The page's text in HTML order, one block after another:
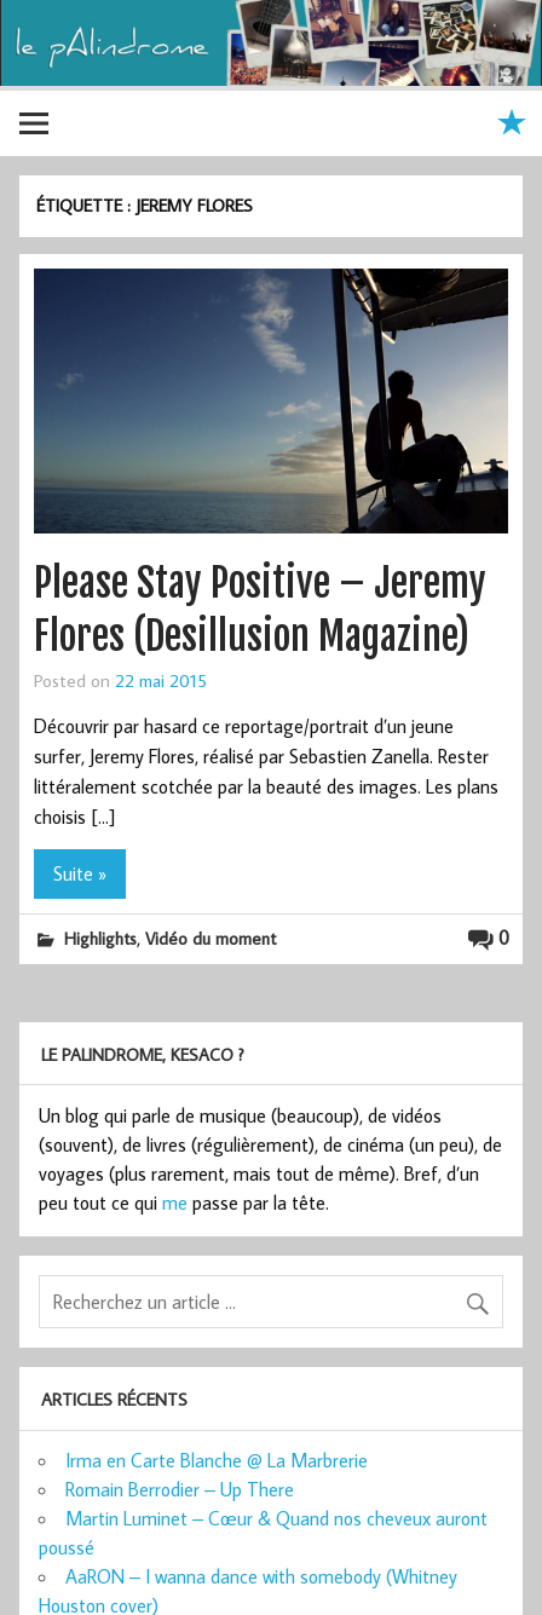
ÉTIQUETTE : JEREMY FLORES
Please Stay Positive – Jeremy
Flores (Desillusion Magazine)
Posted on 22 mai 2015
Découvrir par hasard ce reportage/portrait d’un jeune
surfer, Jeremy Flores, réalisé par Sebastien Zanella. Rester
littéralement scotchée par la beauté des images. Les plans
choisis […]
Suite »
0
Highlights,Vidéo du moment
LE PALINDROME, KESACO ?
Un blog qui parle de musique (beaucoup), de vidéos
(souvent), de livres (régulièrement), de cinéma (un peu), de
voyages (plus rarement, mais tout de même). Bref, d’un
peu tout ce qui me passe par la tête.
ARTICLES RÉCENTS
Irma en Carte Blanche @ La Marbrerie
Romain Berrodier – Up There
Martin Luminet – Cœur & Quand nos cheveux auront
poussé
AaRON – I wanna dance with somebody (Whitney
Houston cover)